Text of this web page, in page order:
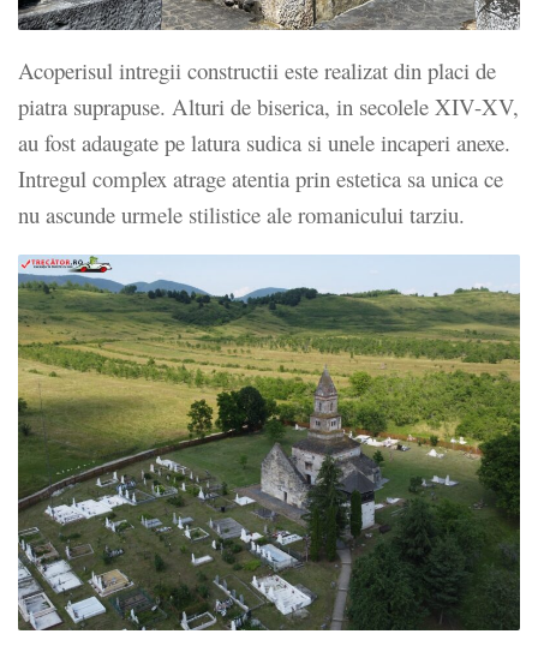
Acoperisul intregii constructii este realizat din placi de
piatra suprapuse. Alturi de biserica, in secolele XIV-XV,
au fost adaugate pe latura sudica si unele incaperi anexe.
Intregul complex atrage atentia prin estetica sa unica ce
nu ascunde urmele stilistice ale romanicului tarziu.